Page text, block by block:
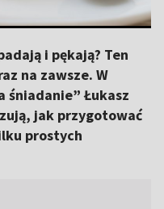
i pękają? Ten
na zawsze. W
śniadanie” Łukasz
jak przygotować
prostych